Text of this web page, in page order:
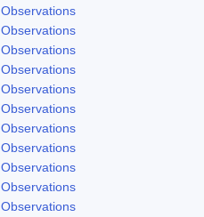
Observations
Observations
Observations
Observations
Observations
Observations
Observations
Observations
Observations
Observations
Observations